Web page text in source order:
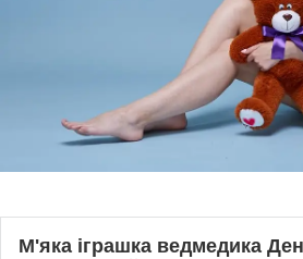
М'яка іграшка ведмедика